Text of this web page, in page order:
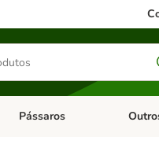
Antiparasitários
Abrir menu de categoria:
Pássaros Abrir